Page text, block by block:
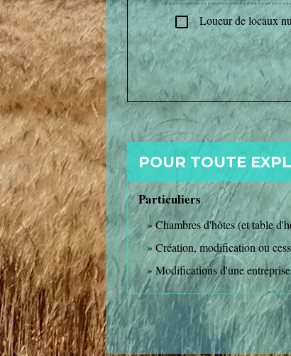
check_box_outline_blankLoueur de locaux
POUR TOUTE
Particuliers
Chambres d'hôtes (et table
Création, modification ou
Modifications d'une